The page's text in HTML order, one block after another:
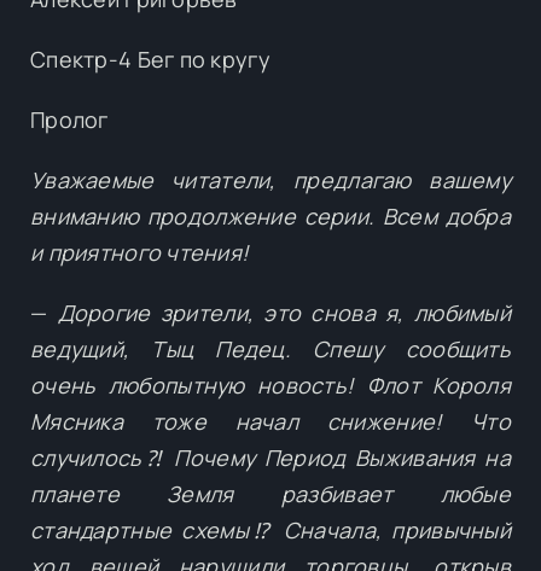
Спектр-4 Бег по кругу
Пролог
Уважаемые читатели, предлагаю вашему
вниманию продолжение серии. Всем добра
и приятного чтения!
— Дорогие зрители, это снова я, любимый
ведущий, Тыц Педец. Спешу сообщить
очень любопытную новость! Флот Короля
Мясника тоже начал снижение! Что
случилось⁈ Почему Период Выживания на
планете Земля разбивает любые
стандартные схемы⁉ Сначала, привычный